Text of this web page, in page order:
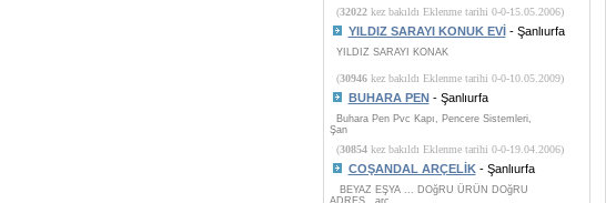
(32022kez bakıldı Eklenme tarihi 0-0-15.05.2006)
YILDIZ SARAYI KONUK EVİ- Şanlıurfa
YILDIZ SARAYI KONAK
(30946kez bakıldı Eklenme tarihi 0-0-10.05.2009)
BUHARA PEN- Şanlıurfa
Buhara Pen Pvc Kapı, Pencere Sistemleri,
Şan
(30854kez bakıldı Eklenme tarihi 0-0-19.04.2006)
COŞANDAL ARÇELİK- Şanlıurfa
BEYAZ EŞYA ... DOğRU ÜRÜN DOğRU
ADRES...arç